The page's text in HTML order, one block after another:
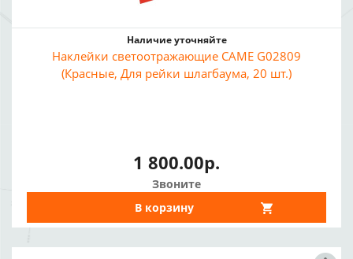
Наличие уточняйте
Наклейки светоотражающие CAME G02809
(Красные, Для рейки шлагбаума, 20 шт.)
1 800.00р.
Звоните
В корзину